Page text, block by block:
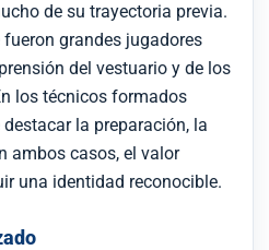
de su trayectoria previa.
fueron grandes jugadores
del vestuario y de los
los técnicos formados
la preparación, la
ambos casos, el valor
una identidad reconocible.